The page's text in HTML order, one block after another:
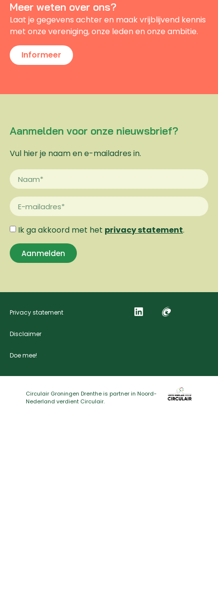
Meer weten over ons?
Laat je gegevens achter en maak vrijblijvend kennis
met onze vereniging, onze leden en onze ambitie.
Informeer
Aanmelden voor onze nieuwsbrief?
Vul hier je naam en e-mailadres in.
Ik ga akkoord met het privacy statement.
Aanmelden
Privacy statement
Disclaimer
Doe mee!
Circulair Groningen Drenthe is partner in Noord-
Nederland verdient Circulair.